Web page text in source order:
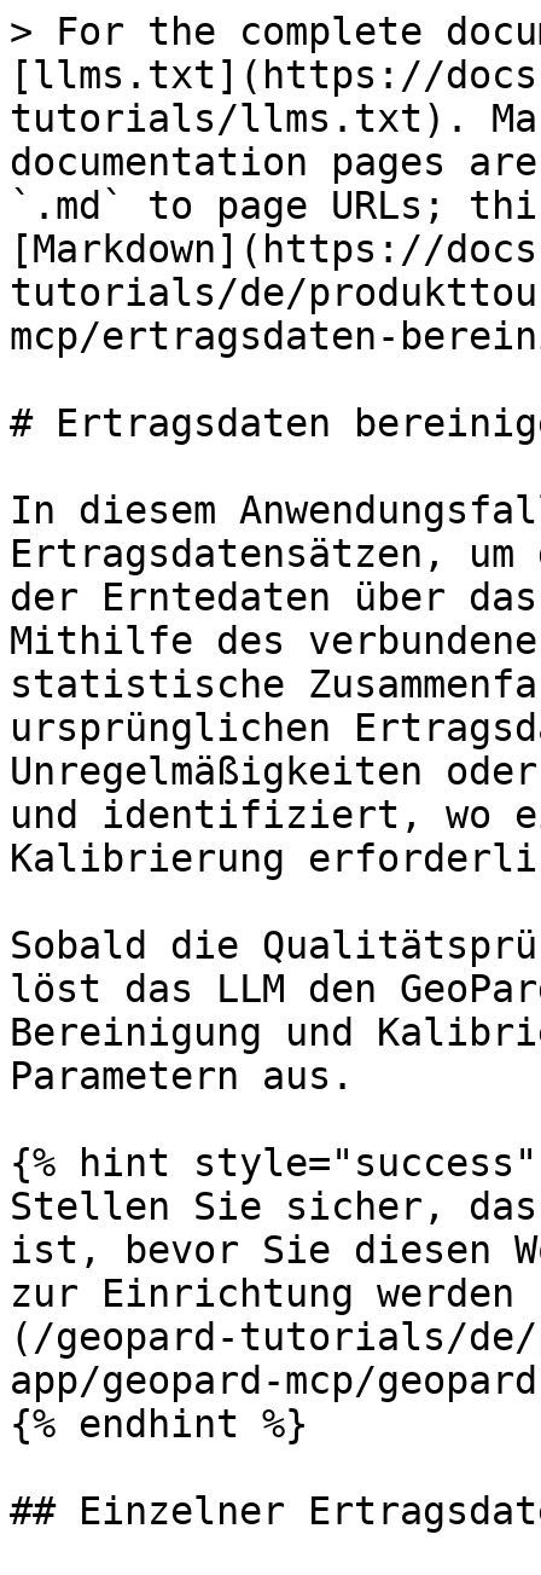
> For the complete
[llms.txt](https://
tutorials/llms.txt).
documentation pages
`.md` to page URLs;
[Markdown](https://
tutorials/de/
mcp/ertragsdaten-
# Ertragsdaten
In diesem
Ertragsdatensätzen,
der Erntedaten über
Mithilfe des
statistische
ursprünglichen
Unregelmäßigkeiten
und identifiziert, wo
Kalibrierung
Sobald die
löst das LLM den
Bereinigung und
Parametern aus.
{% hint style="success"
Stellen Sie sicher, dass
ist, bevor Sie diesen
zur Einrichtung
(/geopard-tutorials/de/
app/geopard-mcp/
{% endhint %}
## Einzelner